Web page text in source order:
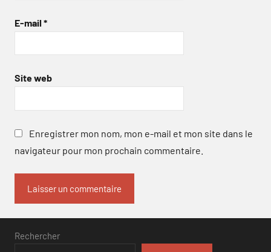
E-mail *
Site web
Enregistrer mon nom, mon e-mail et mon site dans le
navigateur pour mon prochain commentaire.
Rechercher